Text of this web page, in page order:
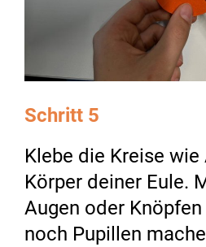
Schritt 5
Klebe die Kreise
Körper deiner Eule.
Augen oder
noch Pupillen